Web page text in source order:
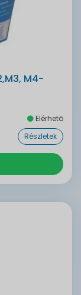
M4-
Elérhető
Részletek